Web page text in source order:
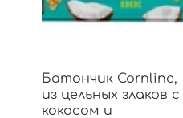
Батончик Cornline,
из цельных злаков с
кокосом и